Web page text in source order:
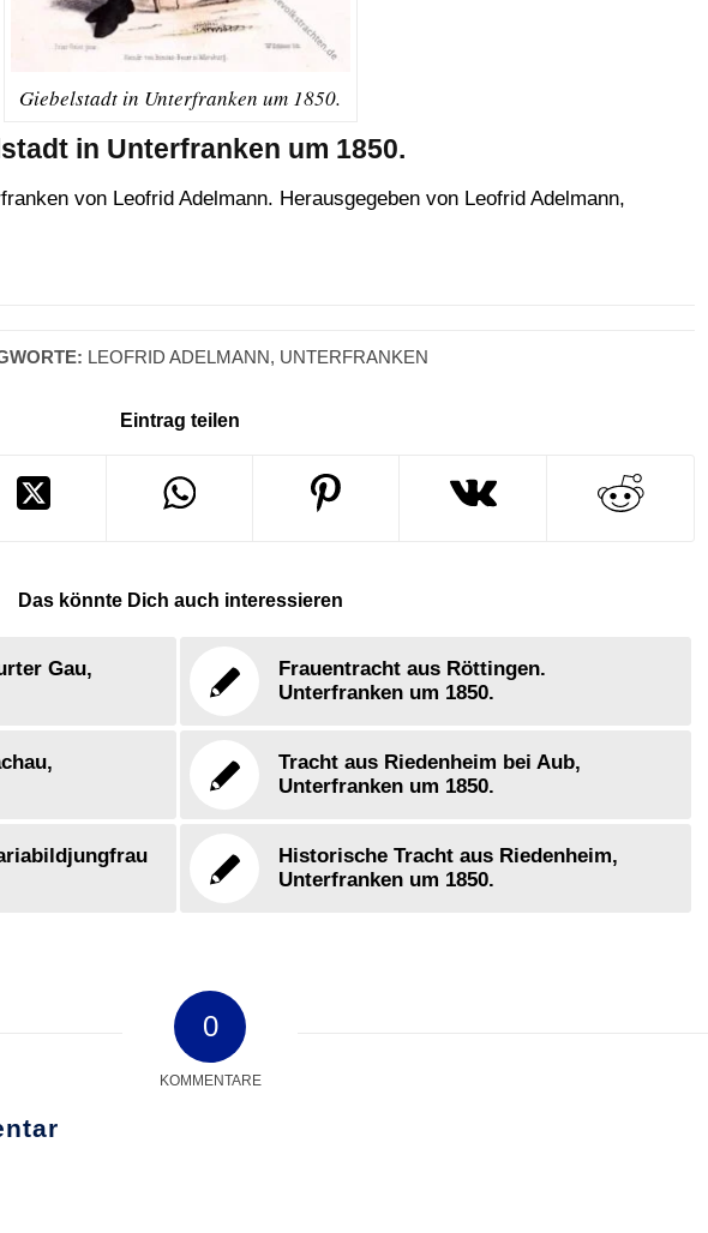
Giebelstadt in Unterfranken um 1850.
in Unterfranken um 1850.
von Leofrid Adelmann. Herausgegeben von Leofrid Adelmann,
LEOFRID ADELMANN, UNTERFRANKEN
Eintrag teilen
Das könnte Dich auch interessieren
Gau,
Frauentracht aus Röttingen.
Unterfranken um 1850.
Tracht aus Riedenheim bei Aub,
Unterfranken um 1850.
Historische Tracht aus Riedenheim,
Unterfranken um 1850.
0
KOMMENTARE